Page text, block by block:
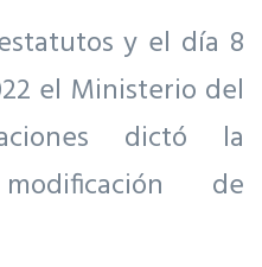
y el día 8
el Ministerio del
dictó la
de